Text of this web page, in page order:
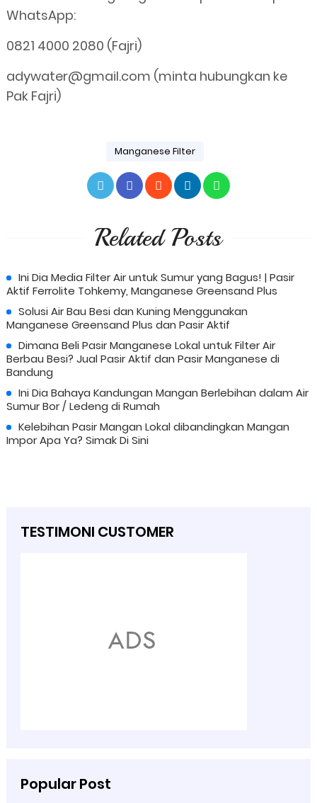
WhatsApp:
0821 4000 2080 (Fajri)
adywater@gmail.com (minta hubungkan ke
Pak Fajri)
Manganese Filter
Related Posts
Ini Dia Media Filter Air untuk Sumur yang Bagus! | Pasir
Aktif Ferrolite Tohkemy, Manganese Greensand Plus
Solusi Air Bau Besi dan Kuning Menggunakan
Manganese Greensand Plus dan Pasir Aktif
Dimana Beli Pasir Manganese Lokal untuk Filter Air
Berbau Besi? Jual Pasir Aktif dan Pasir Manganese di
Bandung
Ini Dia Bahaya Kandungan Mangan Berlebihan dalam Air
Sumur Bor / Ledeng di Rumah
Kelebihan Pasir Mangan Lokal dibandingkan Mangan
Impor Apa Ya? Simak Di Sini
TESTIMONI CUSTOMER
Popular Post